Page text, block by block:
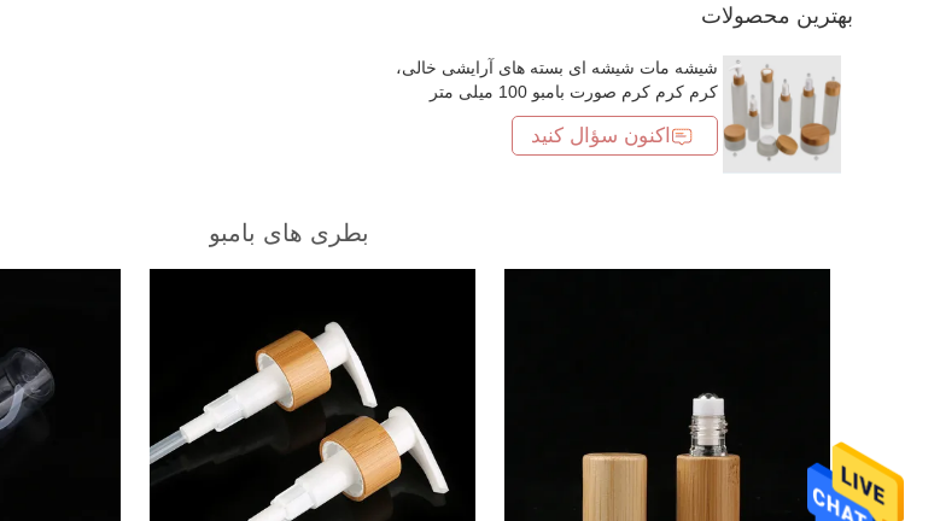
بهترین محصولات
شیشه مات شیشه ای بسته های آرایشی خالی،
کرم کرم کرم صورت بامبو 100 میلی متر
اکنون سؤال کنید
بطری های بامبو